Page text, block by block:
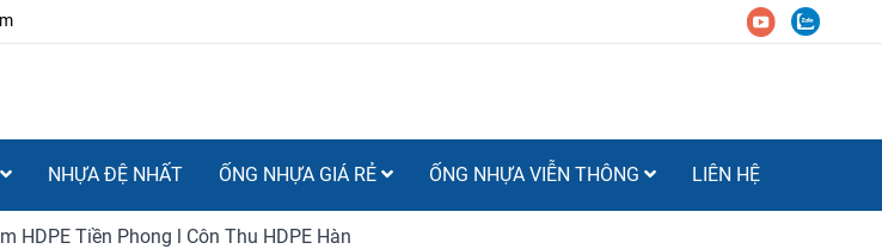
NHỰA ĐỆ NHẤT ỐNG NHỰA GIÁ RẺ ỐNG NHỰA VIỄN THÔNG LIÊN HỆ
HDPE Tiền Phong l Côn Thu HDPE Hàn